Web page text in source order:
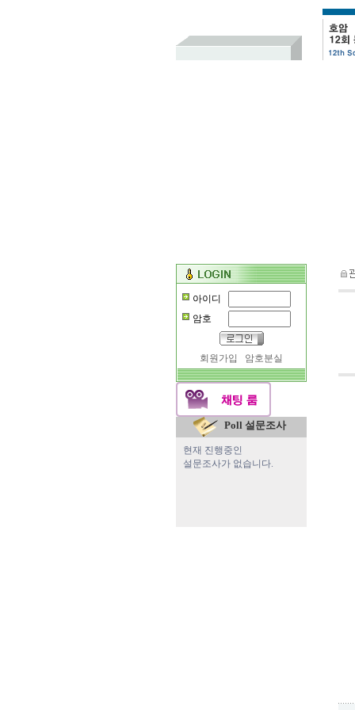
아이디
암호
회원가입 암호분실
Poll 설문조사
현재 진행중인
설문조사가 없습니다.